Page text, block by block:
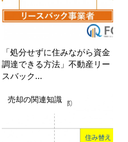
「処分せずに住みながら資金
調達できる方法」不動産リー
スバック...
売却の関連知識